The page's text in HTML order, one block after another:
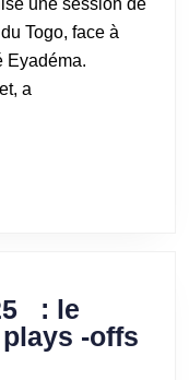
Togo, face à
Eyadéma.
a
: le
-offs